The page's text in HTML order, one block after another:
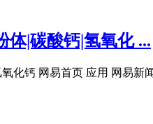
体|碳酸钙|氢氧化 ...
化钙 网易首页 应用 网易